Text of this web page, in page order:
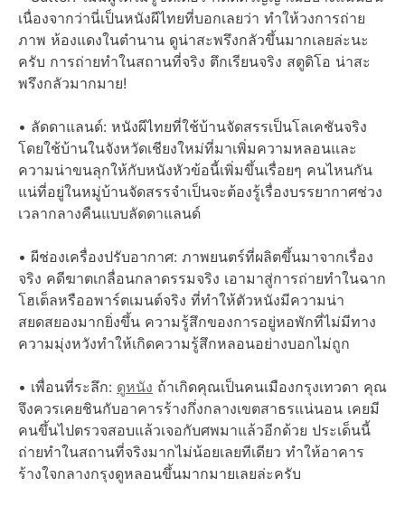
เนื่องจากว่านี่เป็นหนังผีไทยที่บอกเลยว่า ทำให้วงการถ่าย
ภาพ ห้องแดงในตำนาน ดูน่าสะพรึงกลัวขึ้นมากเลยล่ะนะ
ครับ การถ่ายทำในสถานที่จริง ตึกเรียนจริง สตูดิโอ น่าสะ
พรึงกลัวมากมาย!
• ลัดดาแลนด์: หนังผีไทยที่ใช้บ้านจัดสรรเป็นโลเคชันจริง
โดยใช้บ้านในจังหวัดเชียงใหม่ที่มาเพิ่มความหลอนและ
ความน่าขนลุกให้กับหนังหัวข้อนี้เพิ่มขึ้นเรื่อยๆ คนไหนกัน
แน่ที่อยู่ในหมู่บ้านจัดสรรจำเป็นจะต้องรู้เรื่องบรรยากาศช่วง
เวลากลางคืนแบบลัดดาแลนด์
• ผีช่องเครื่องปรับอากาศ: ภาพยนตร์ที่ผลิตขึ้นมาจากเรื่อง
จริง คดีฆาตเกลื่อนกลาดรรมจริง เอามาสู่การถ่ายทำในฉาก
โฮเต็ลหรืออพาร์ตเมนต์จริง ที่ทำให้ตัวหนังมีความน่า
สยดสยองมากยิ่งขึ้น ความรู้สึกของการอยู่หอพักที่ไม่มีทาง
ความมุ่งหวังทำให้เกิดความรู้สึกหลอนอย่างบอกไม่ถูก
• เพื่อนที่ระลึก: ดูหนัง ถ้าเกิดคุณเป็นคนเมืองกรุงเทวดา คุณ
จึงควรเคยชินกับอาคารร้างกึ่งกลางเขตสาธรแน่นอน เคยมี
คนขึ้นไปตรวจสอบแล้วเจอกับศพมาแล้วอีกด้วย ประเด็นนี้
ถ่ายทำในสถานที่จริงมากไม่น้อยเลยทีเดียว ทำให้อาคาร
ร้างใจกลางกรุงดูหลอนขึ้นมากมายเลยล่ะครับ